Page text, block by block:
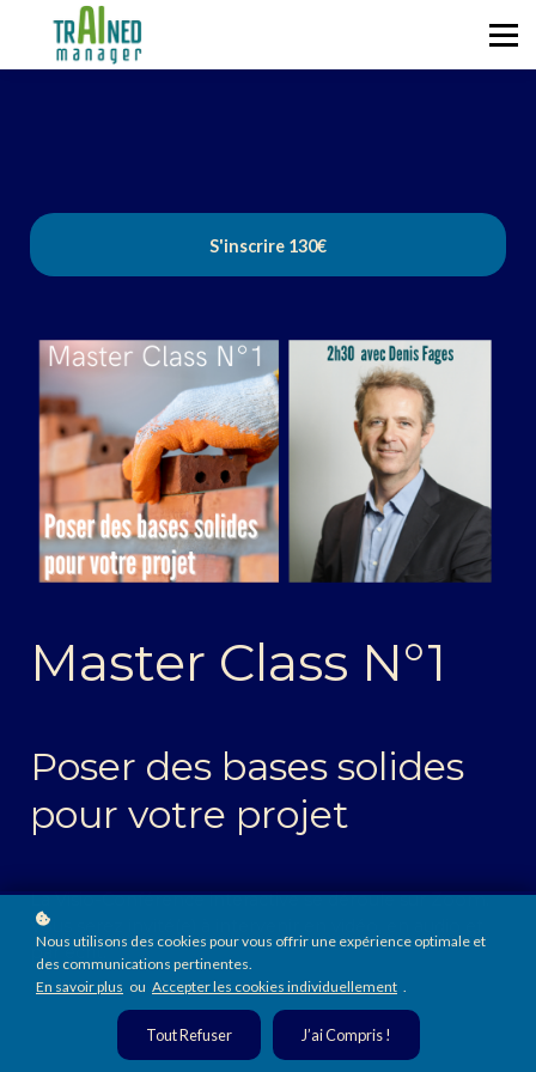
S'inscrire 130€
Master Class N°1
Poser des bases solides
pour votre projet
La Visio-Conférence interactive se déroule sur Zoom.
Vous serez invité(e) à intervenir en vidéo, en audio et
par écrit.
Nous utilisons des cookies pour vous offrir une expérience optimale et
des communications pertinentes.
En savoir plus ou Accepter les cookies individuellement .
Tout Refuser J’ai Compris !